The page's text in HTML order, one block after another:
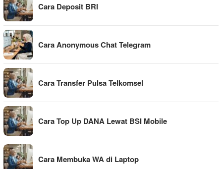
Cara Deposit BRI
Cara Anonymous Chat Telegram
Cara Transfer Pulsa Telkomsel
Cara Top Up DANA Lewat BSI Mobile
Cara Membuka WA di Laptop